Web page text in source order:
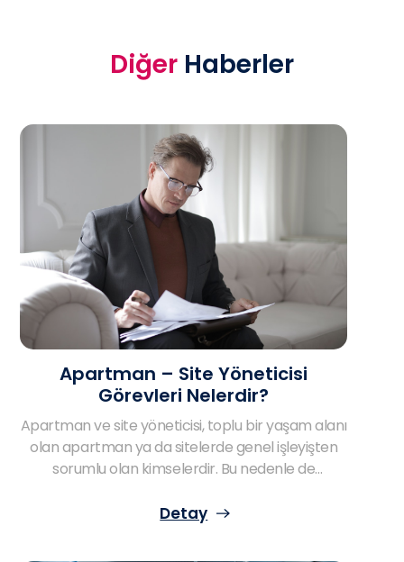
Diğer Haberler
Apartman – Site Yöneticisi
Görevleri Nelerdir?
Apartman ve site yöneticisi, toplu bir yaşam alanı
olan apartman ya da sitelerde genel işleyişten
sorumlu olan kimselerdir. Bu nedenle de
titiz bir şekilde değerlendirmek her şeyden
Detay